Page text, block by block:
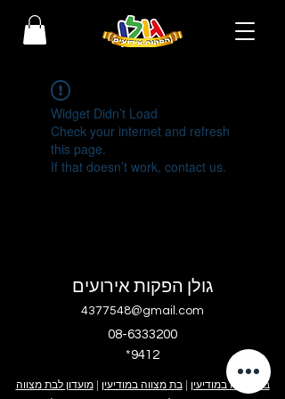
Widget Didn’t Load
Check your internet and refresh
this page.
If that doesn’t work, contact us.
גולן הפקות אירועים
4377548@gmail.com
08-6333200
בר מצווה במודיעין |בת מצווה במודיעין |מועדון לבת מצווה
*9412